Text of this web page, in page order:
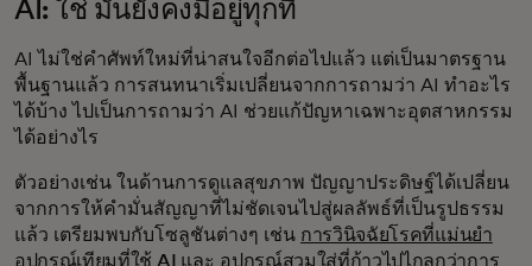
AI: ใช่ มันยังคงมีอยู่ทุกที่
AI ไม่ใช่คำศัพท์ใหม่ที่น่าสนใจอีกต่อไปแล้ว แต่เป็นมาตรฐาน
พื้นฐานแล้ว การสนทนาเริ่มเปลี่ยนจากการถามว่า AI ทำอะไร
ได้บ้าง ไปเป็นการถามว่า AI ช่วยแก้ปัญหาเฉพาะอุตสาหกรรม
ได้อย่างไร
ตัวอย่างเช่น ในด้านการดูแลสุขภาพ ปัญญาประดิษฐ์ได้เปลี่ยน
จากการให้คำมั่นสัญญาที่ไม่ชัดเจนไปสู่ผลลัพธ์ที่เป็นรูปธรรม
แล้ว เตรียมพบกับโซลูชันต่างๆ เช่น การวินิจฉัยโรคที่แม่นยำ
อุปกรณ์เทียมที่ใช้ AI
และ อุปกรณ์สวมใส่ที่ก้าวไปไกลกว่าการ